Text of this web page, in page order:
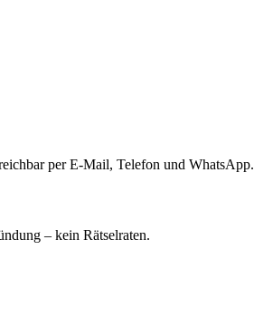
per E-Mail, Telefon und WhatsApp.
– kein Rätselraten.